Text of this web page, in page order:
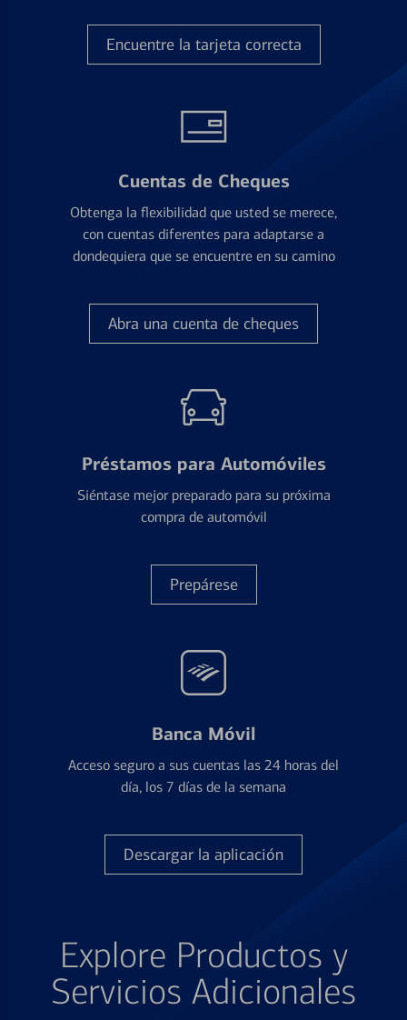
Encuentre la tarjeta correcta
Cuentas de Cheques
Obtenga la flexibilidad que usted se merece,
con cuentas diferentes para adaptarse a
dondequiera que se encuentre en su camino
Abra una cuenta de cheques
Préstamos para Automóviles
Siéntase mejor preparado para su próxima
compra de automóvil
Prepárese
Banca Móvil
Acceso seguro a sus cuentas las 24 horas del
día, los 7 días de la semana
Descargar la aplicación
Explore Productos y
Servicios Adicionales